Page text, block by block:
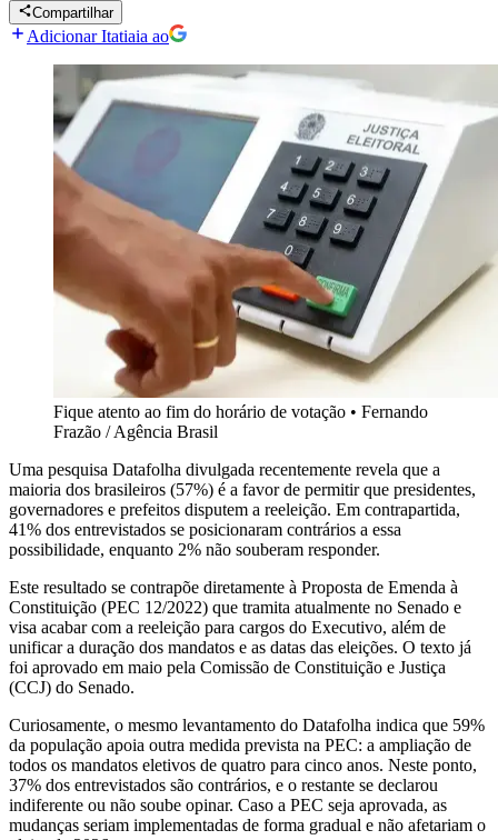
Compartilhar
Adicionar Itatiaia ao
Fique atento ao fim do horário de votação • Fernando
Frazão / Agência Brasil
Uma pesquisa Datafolha divulgada recentemente revela que a
maioria dos brasileiros (57%) é a favor de permitir que presidentes,
governadores e prefeitos disputem a reeleição. Em contrapartida,
41% dos entrevistados se posicionaram contrários a essa
possibilidade, enquanto 2% não souberam responder.
Este resultado se contrapõe diretamente à Proposta de Emenda à
Constituição (PEC 12/2022) que tramita atualmente no Senado e
visa acabar com a reeleição para cargos do Executivo, além de
unificar a duração dos mandatos e as datas das eleições. O texto já
foi aprovado em maio pela Comissão de Constituição e Justiça
(CCJ) do Senado.
Curiosamente, o mesmo levantamento do Datafolha indica que 59%
da população apoia outra medida prevista na PEC: a ampliação de
todos os mandatos eletivos de quatro para cinco anos. Neste ponto,
37% dos entrevistados são contrários, e o restante se declarou
indiferente ou não soube opinar. Caso a PEC seja aprovada, as
mudanças seriam implementadas de forma gradual e não afetariam o